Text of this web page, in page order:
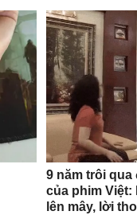
9 năm trôi qua
của phim
lên mây, lời